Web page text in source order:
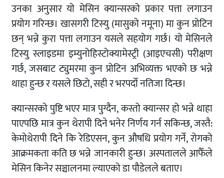
उनका अनुसार यो मेसिन क्यान्सरको प्रकार पत्ता लगाउन
प्रयोग गरिन्छ। खासगरी टिस्यु (मासुको नमूना) मा कुन प्रोटिन
छन् भन्ने कुरा पत्ता लगाउन यसले सहयोग गर्छ। यो मेसिनले
टिस्यु स्लाइडमा इम्युनोहिस्टोक्यामेस्ट्री (आइएचसी) परीक्षण
गर्छ, जसबाट ट्युमरमा कुन प्रोटिन अभिव्यक्त भएको छ भन्ने
थाहा हुन्छ र यसले छिटो, सही र भरपर्दो नतिजा दिन्छ।
क्यान्सरको पुष्टि भएर मात्र पुग्दैन, कस्तो क्यान्सर हो भन्ने थाहा
पाएपछि मात्र कुन थेरापी दिने भनेर निर्णय गर्न सकिन्छ, जस्तै:
केमोथेरापी दिने कि रेडिएसन, कुन औषधि प्रयोग गर्ने, रोगको
आक्रमकता कति छ भन्ने जानकारी हुन्छ। अस्पतालले आफैँले
मेसिन किनेर सञ्चालनमा ल्याएको डा पौडेलले बताए।